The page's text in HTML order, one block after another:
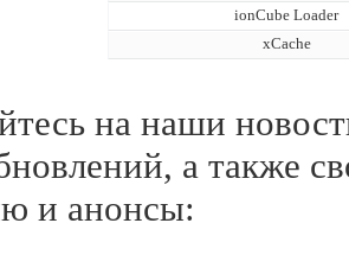
ionCube Loader
xCache
на наши
а также
и анонсы: